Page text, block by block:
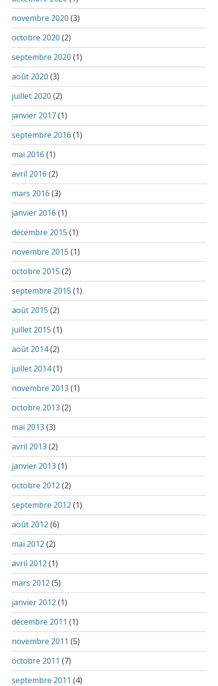
novembre 2020 (3)
octobre 2020 (2)
septembre 2020 (1)
août 2020 (3)
juillet 2020 (2)
janvier 2017(1)
septembre 2016 (1)
mai 2016 (1)
avril 2016 (2)
mars 2016 (3)
janvier 2016 (1)
décembre 2015 (1)
novembre 2015 (1)
octobre 2015 (2)
septembre 2015 (1)
août 2015 (2)
juillet 2015 (1)
août 2014(2)
juillet 2014(1)
novembre 2013 (1)
octobre 2013 (2)
mai 2013 (3)
avril 2013 (2)
janvier 2013 (1)
octobre 2012 (2)
septembre 2012 (1)
août 2012 (6)
mai 2012 (2)
avril 2012 (1)
mars 2012 (5)
janvier 2012 (1)
décembre 2011 (1)
novembre 2011 (5)
octobre 2011 (7)
septembre 2011 (4)